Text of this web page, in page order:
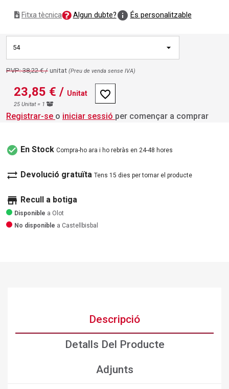
Fitxa tècnica Algun dubte?info És personalitzable
54
PVP: 38,22 € / unitat (Preu de venda sense IVA)
23,85 € / Unitat
25 Unitat = 1
favorite_border
Registrar-se o iniciar sessió per començar a comprar
check_circle En Stock Compra-ho ara i ho rebràs en 24-48 hores
sync_alt Devolució gratuïta Tens 15 dies per tornar el producte
store Recull a botiga
Disponible a Olot
No disponible a Castellbisbal
Descripció
Detalls Del Producte
Adjunts